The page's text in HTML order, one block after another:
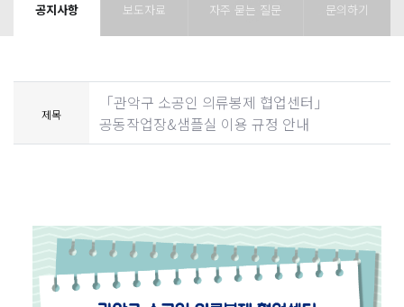
공지사항 보도자료 자주 묻는 질문 문의하기
제목
「관악구 소공인 의류봉제 협업센터」
공동작업장&샘플실 이용 규정 안내